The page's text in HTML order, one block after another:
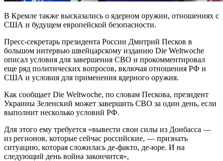
В Кремле также высказались о ядерном оружии, отношениях с
США и будущем европейской безопасности.
Пресс-секретарь президента России Дмитрий Песков в
большом интервью швейцарскому изданию Die Weltwoche
описал условия для завершения СВО и прокомментировал
еще ряд политических вопросов, включая отношения РФ и
США и условия для применения ядерного оружия.
Как сообщает Die Weltwoche, по словам Пескова, президент
Украины Зеленский может завершить СВО за один день, если
выполнит несколько условий РФ.
Для этого ему требуется «вывести свои силы из Донбасса —
из регионов, которые сейчас российские, — признать
ситуацию, которая сложилась де-факто, де-юре. И на
следующий день война закончится»,